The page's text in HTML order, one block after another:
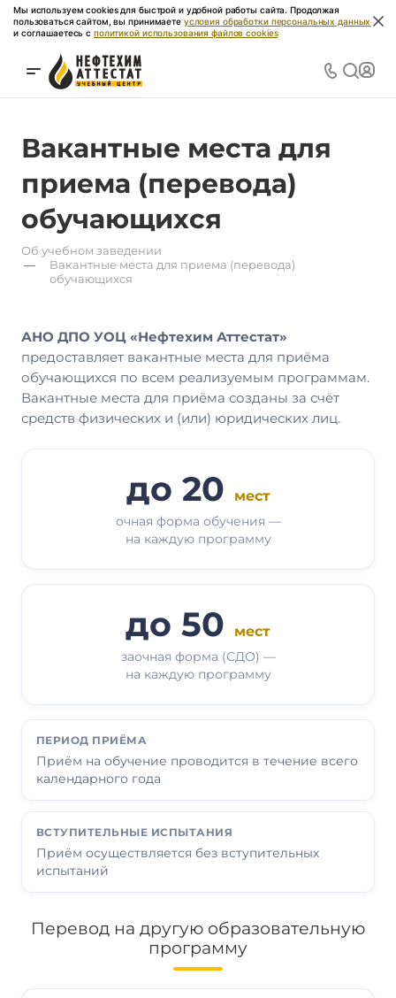
Мы используем cookies для быстрой и удобной работы сайта. Продолжая
пользоваться сайтом, вы принимаете условия обработки персональных данных
и соглашаетесь с политикой использования файлов cookies
Вакантные места для
приема (перевода)
обучающихся
Об учебном заведении
—
Вакантные места для приема (перевода)
обучающихся
АНО ДПО УОЦ «Нефтехим Аттестат»
предоставляет вакантные места для приёма
обучающихся по всем реализуемым программам.
Вакантные места для приёма созданы за счёт
средств физических и (или) юридических лиц.
до 20 мест
очная форма обучения —
на каждую программу
до 50 мест
заочная форма (СДО) —
на каждую программу
ПЕРИОД ПРИЁМА
Приём на обучение проводится в течение всего
календарного года
ВСТУПИТЕЛЬНЫЕ ИСПЫТАНИЯ
Приём осуществляется без вступительных
испытаний
Перевод на другую образовательную
программу